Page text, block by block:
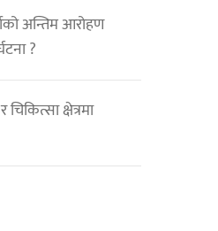
अन्तिम आरोहण
?
क्षेत्रमा